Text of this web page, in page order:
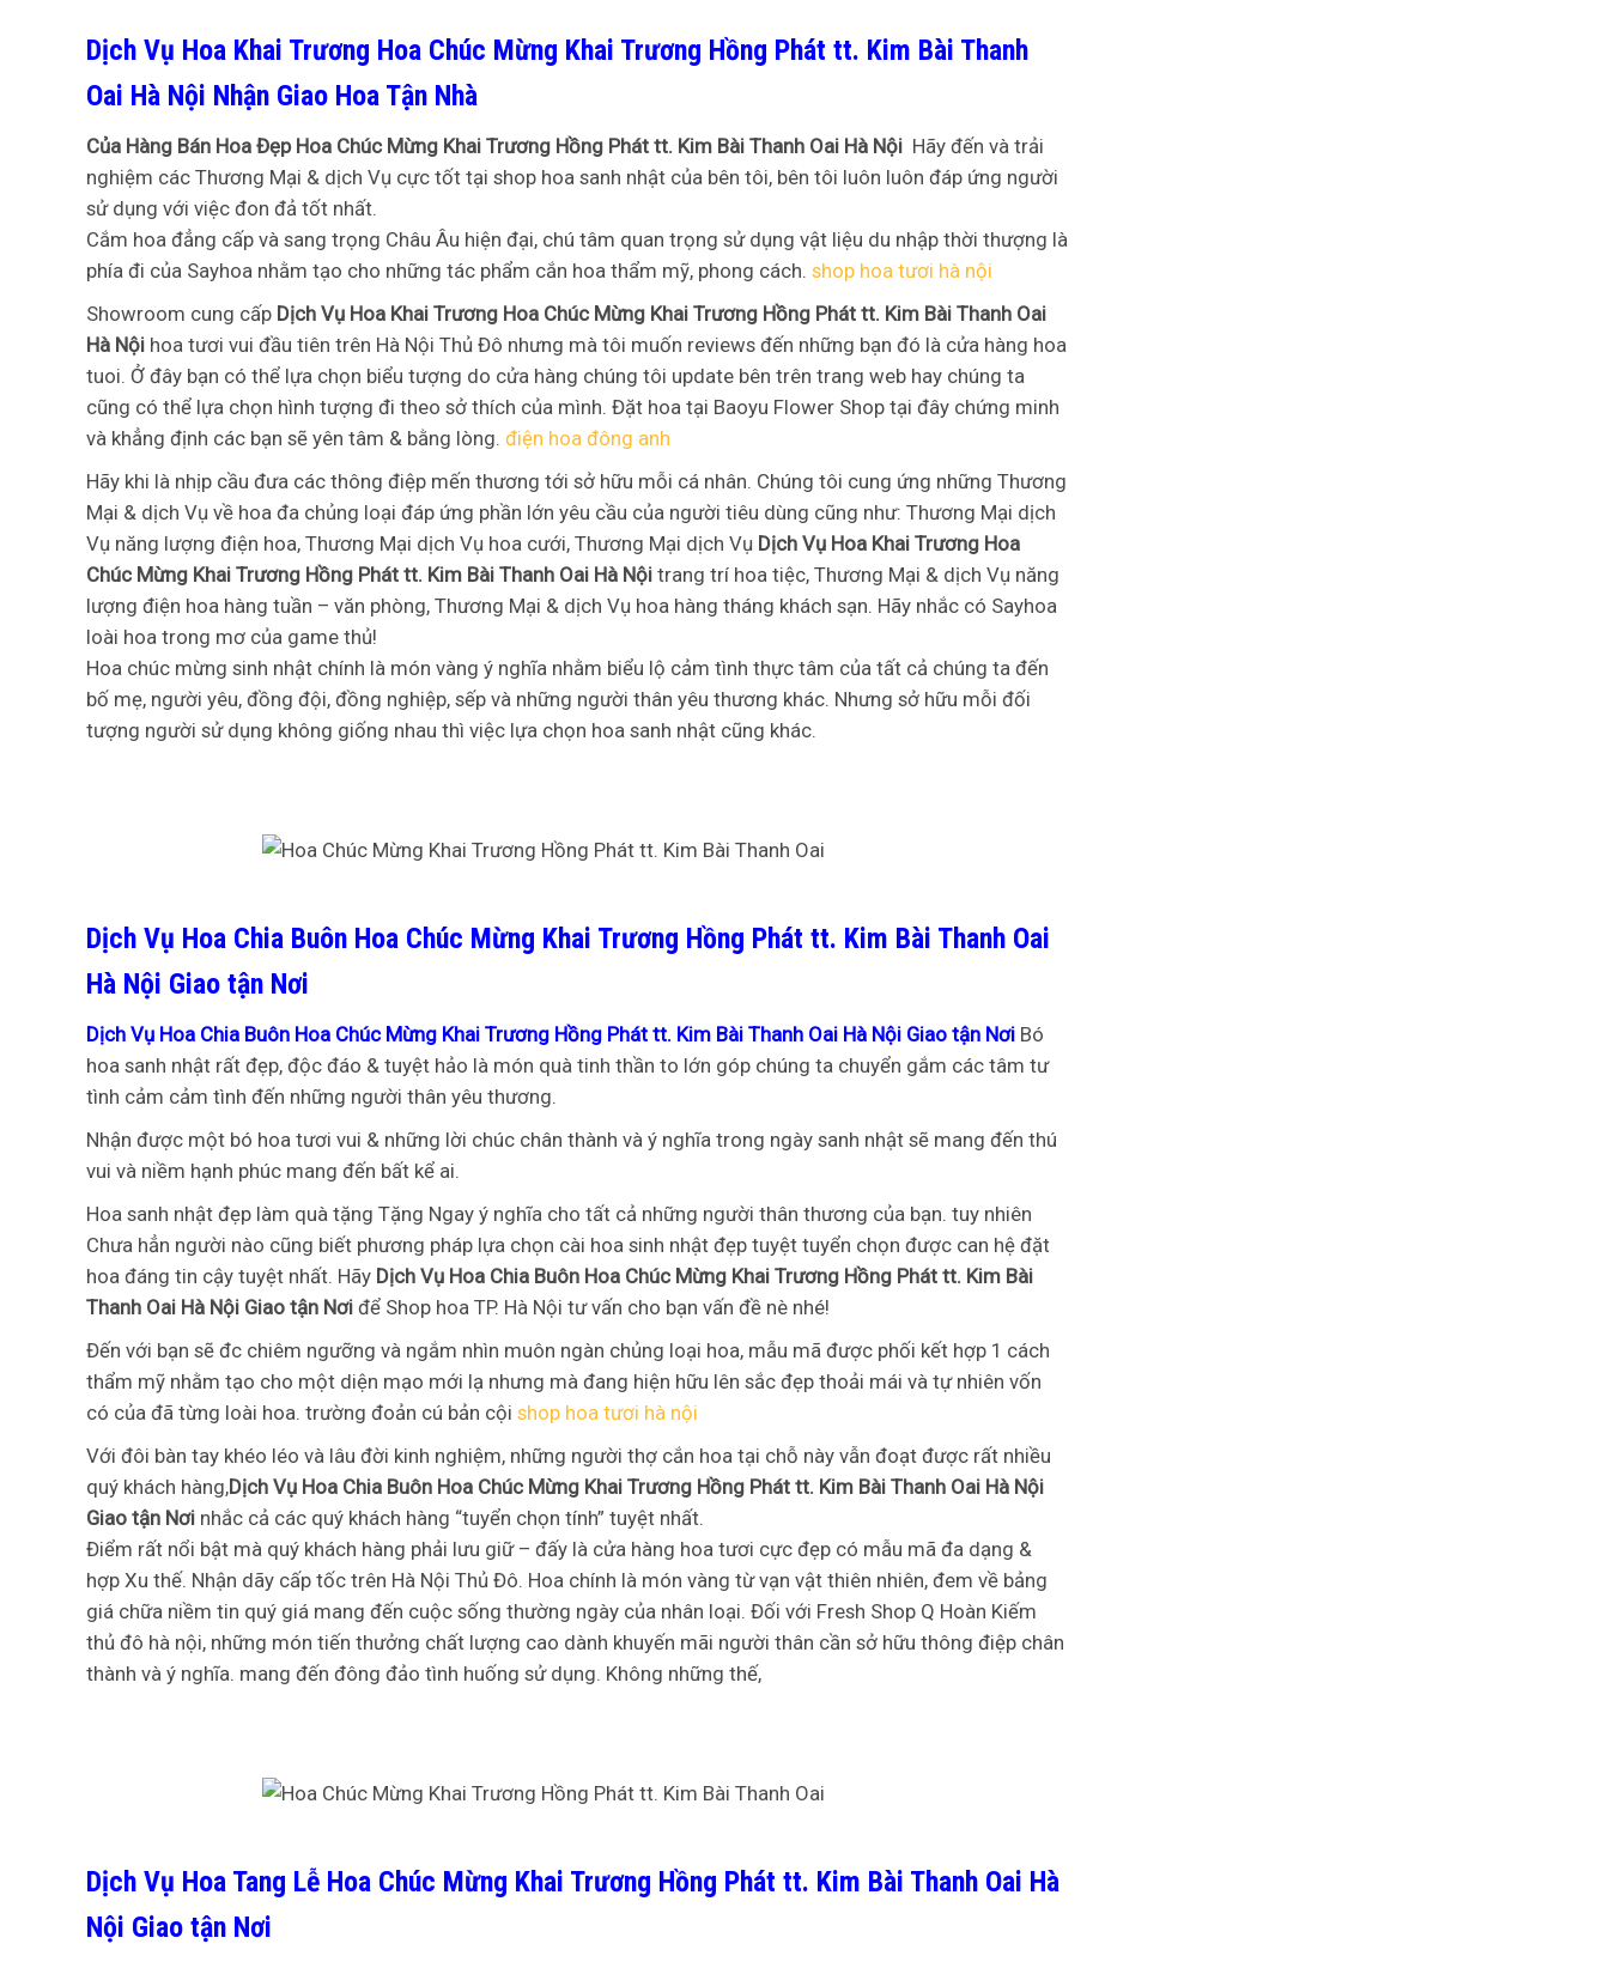
Dịch Vụ Hoa Khai Trương Hoa Chúc Mừng Khai Trương Hồng Phát tt. Kim Bài Thanh
Oai Hà Nội Nhận Giao Hoa Tận Nhà
Của Hàng Bán Hoa Đẹp Hoa Chúc Mừng Khai Trương Hồng Phát tt. Kim Bài Thanh Oai Hà Nội Hãy đến và trải
nghiệm các Thương Mại & dịch Vụ cực tốt tại shop hoa sanh nhật của bên tôi, bên tôi luôn luôn đáp ứng người
sử dụng với việc đon đả tốt nhất.
Cắm hoa đẳng cấp và sang trọng Châu Âu hiện đại, chú tâm quan trọng sử dụng vật liệu du nhập thời thượng là
phía đi của Sayhoa nhằm tạo cho những tác phẩm cắn hoa thẩm mỹ, phong cách. shop hoa tươi hà nội
Showroom cung cấp Dịch Vụ Hoa Khai Trương Hoa Chúc Mừng Khai Trương Hồng Phát tt. Kim Bài Thanh Oai
Hà Nội hoa tươi vui đầu tiên trên Hà Nội Thủ Đô nhưng mà tôi muốn reviews đến những bạn đó là cửa hàng hoa
tuoi. Ở đây bạn có thể lựa chọn biểu tượng do cửa hàng chúng tôi update bên trên trang web hay chúng ta
cũng có thể lựa chọn hình tượng đi theo sở thích của mình. Đặt hoa tại Baoyu Flower Shop tại đây chứng minh
và khẳng định các bạn sẽ yên tâm & bằng lòng. điện hoa đông anh
Hãy khi là nhịp cầu đưa các thông điệp mến thương tới sở hữu mỗi cá nhân. Chúng tôi cung ứng những Thương
Mại & dịch Vụ về hoa đa chủng loại đáp ứng phần lớn yêu cầu của người tiêu dùng cũng như: Thương Mại dịch
Vụ năng lượng điện hoa, Thương Mại dịch Vụ hoa cưới, Thương Mại dịch Vụ Dịch Vụ Hoa Khai Trương Hoa
Chúc Mừng Khai Trương Hồng Phát tt. Kim Bài Thanh Oai Hà Nội trang trí hoa tiệc, Thương Mại & dịch Vụ năng
lượng điện hoa hàng tuần – văn phòng, Thương Mại & dịch Vụ hoa hàng tháng khách sạn. Hãy nhắc có Sayhoa
loài hoa trong mơ của game thủ!
Hoa chúc mừng sinh nhật chính là món vàng ý nghĩa nhằm biểu lộ cảm tình thực tâm của tất cả chúng ta đến
bố mẹ, người yêu, đồng đội, đồng nghiệp, sếp và những người thân yêu thương khác. Nhưng sở hữu mỗi đối
tượng người sử dụng không giống nhau thì việc lựa chọn hoa sanh nhật cũng khác.
Dịch Vụ Hoa Chia Buôn Hoa Chúc Mừng Khai Trương Hồng Phát tt. Kim Bài Thanh Oai
Hà Nội Giao tận Nơi
Dịch Vụ Hoa Chia Buôn Hoa Chúc Mừng Khai Trương Hồng Phát tt. Kim Bài Thanh Oai Hà Nội Giao tận Nơi Bó
hoa sanh nhật rất đẹp, độc đáo & tuyệt hảo là món quà tinh thần to lớn góp chúng ta chuyển gắm các tâm tư
tình cảm cảm tình đến những người thân yêu thương.
Nhận được một bó hoa tươi vui & những lời chúc chân thành và ý nghĩa trong ngày sanh nhật sẽ mang đến thú
vui và niềm hạnh phúc mang đến bất kể ai.
Hoa sanh nhật đẹp làm quà tặng Tặng Ngay ý nghĩa cho tất cả những người thân thương của bạn. tuy nhiên
Chưa hẳn người nào cũng biết phương pháp lựa chọn cài hoa sinh nhật đẹp tuyệt tuyển chọn được can hệ đặt
hoa đáng tin cậy tuyệt nhất. Hãy Dịch Vụ Hoa Chia Buôn Hoa Chúc Mừng Khai Trương Hồng Phát tt. Kim Bài
Thanh Oai Hà Nội Giao tận Nơi để Shop hoa TP. Hà Nội tư vấn cho bạn vấn đề nè nhé!
Đến với bạn sẽ đc chiêm ngưỡng và ngắm nhìn muôn ngàn chủng loại hoa, mẫu mã được phối kết hợp 1 cách
thẩm mỹ nhằm tạo cho một diện mạo mới lạ nhưng mà đang hiện hữu lên sắc đẹp thoải mái và tự nhiên vốn
có của đã từng loài hoa. trường đoản cú bản cội shop hoa tươi hà nội
Với đôi bàn tay khéo léo và lâu đời kinh nghiệm, những người thợ cắn hoa tại chỗ này vẫn đoạt được rất nhiều
quý khách hàng,Dịch Vụ Hoa Chia Buôn Hoa Chúc Mừng Khai Trương Hồng Phát tt. Kim Bài Thanh Oai Hà Nội
Giao tận Nơi nhắc cả các quý khách hàng “tuyển chọn tính” tuyệt nhất.
Điểm rất nổi bật mà quý khách hàng phải lưu giữ – đấy là cửa hàng hoa tươi cực đẹp có mẫu mã đa dạng &
hợp Xu thế. Nhận dãy cấp tốc trên Hà Nội Thủ Đô. Hoa chính là món vàng từ vạn vật thiên nhiên, đem về bảng
giá chữa niềm tin quý giá mang đến cuộc sống thường ngày của nhân loại. Đối với Fresh Shop Q Hoàn Kiếm
thủ đô hà nội, những món tiến thưởng chất lượng cao dành khuyến mãi người thân cần sở hữu thông điệp chân
thành và ý nghĩa. mang đến đông đảo tình huống sử dụng. Không những thế,
Dịch Vụ Hoa Tang Lễ Hoa Chúc Mừng Khai Trương Hồng Phát tt. Kim Bài Thanh Oai Hà
Nội Giao tận Nơi